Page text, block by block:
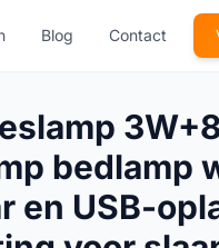
Blog Contact
bedlamp
en USB-